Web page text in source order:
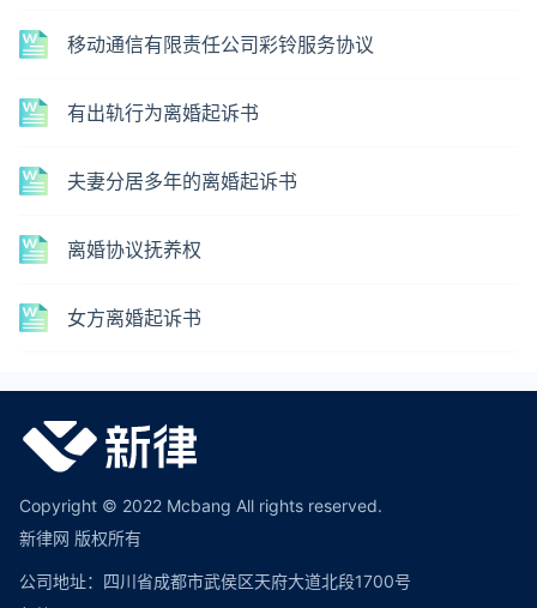
移动通信有限责任公司彩铃服务协议
有出轨行为离婚起诉书
夫妻分居多年的离婚起诉书
离婚协议抚养权
女方离婚起诉书
Copyright © 2022 Mcbang All rights reserved.
新律网 版权所有
公司地址：四川省成都市武侯区天府大道北段1700号